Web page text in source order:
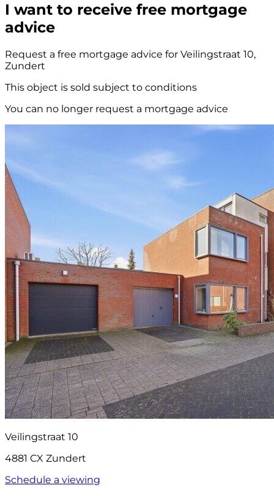
I want to receive free mortgage
advice
Request a free mortgage advice for Veilingstraat 10,
Zundert
This object is sold subject to conditions
You can no longer request a mortgage advice
Veilingstraat 10
4881 CX Zundert
Schedule a viewing